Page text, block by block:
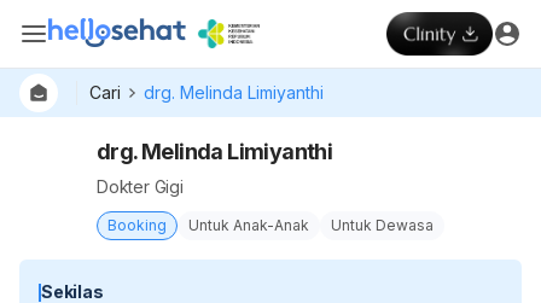
Cari drg. Melinda Limiyanthi
drg. Melinda Limiyanthi
Dokter Gigi
Booking Untuk Anak-Anak Untuk Dewasa
Sekilas